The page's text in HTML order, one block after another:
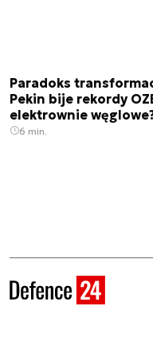
Paradoks
Pekin bije rekordy
elektrownie
6 min.